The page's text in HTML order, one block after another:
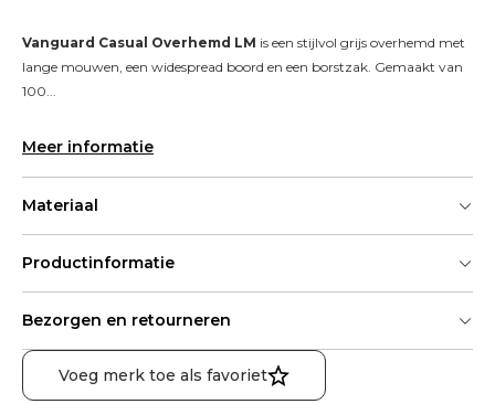
Vanguard Casual Overhemd LM is een stijlvol grijs overhemd met
lange mouwen, een widespread boord en een borstzak. Gemaakt van
100...
Meer informatie
Materiaal
Productinformatie
Bezorgen en retourneren
Voeg merk toe als favoriet